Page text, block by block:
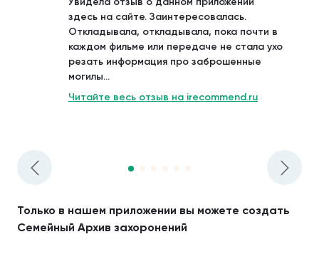
здесь на сайте. Заинтересовалась.
Откладывала, откладывала, пока почти в
каждом фильме или передаче не стала ухо
резать информация про заброшенные
могилы...
Читайте весь отзыв на irecommend.ru
Только в нашем приложении вы можете создать
Семейный Архив захоронений